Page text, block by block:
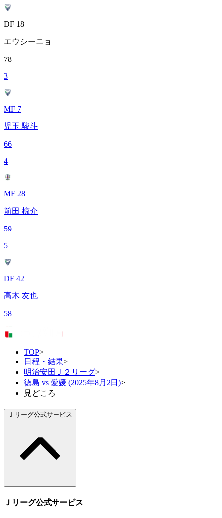
DF 18
エウシーニョ
78
3
MF 7
児玉 駿斗
66
4
MF 28
前田 椋介
59
5
DF 42
高木 友也
58
TOP>
日程・結果>
明治安田Ｊ２リーグ>
徳島 vs 愛媛 (2025年8月2日)>
見どころ
Ｊリーグ公式サービス
Ｊリーグ公式サービス